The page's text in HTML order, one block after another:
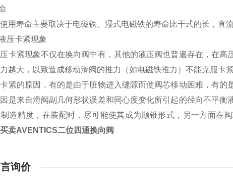
用寿命主要取决于电磁铁。湿式电磁铁的寿命比干式的长，直
压卡紧现象
卡紧现象不仅在换向阀中有，其他的液压阀也普遍存在，在高
越大，以致造成移动滑阀的推力（如电磁铁推力）不能克服卡
紧的原因，有的是由于脏物进入缝隙而使阀芯移动困难，有的
是来自滑阀副几何形状误差和同心度变化所引起的径向不平
造精度，在装配时，尽可能使其成为顺锥形式，另一方面在
卖AVENTICS二位四通换向阀
询价